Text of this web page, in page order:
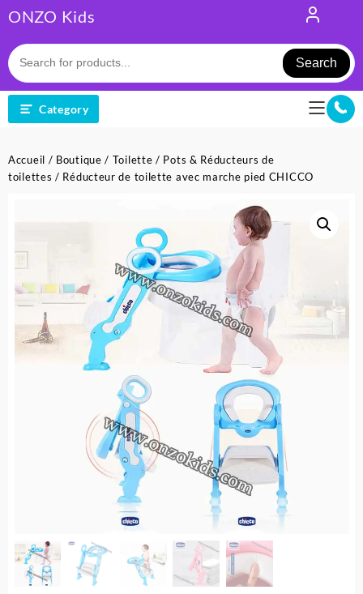
to
content
ONZO Kids
Search
Category
Accueil / Boutique / Toilette / Pots & Réducteurs de
toilettes / Réducteur de toilette avec marche pied CHICCO